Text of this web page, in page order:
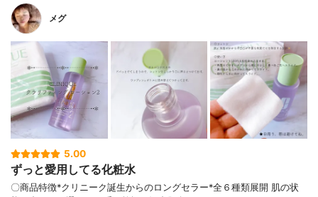
メグ
5.00
ずっと愛用してる化粧水
〇商品特徴*クリニーク誕生からのロングセラー*全６種類展開 肌の状